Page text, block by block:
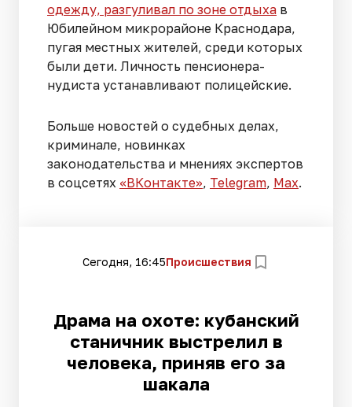
одежду, разгуливал по зоне отдыха в
Юбилейном микрорайоне Краснодара,
пугая местных жителей, среди которых
были дети. Личность пенсионера-
нудиста устанавливают полицейские.
Больше новостей о судебных делах,
криминале, новинках
законодательства и мнениях экспертов
в соцсетях «ВКонтакте», Telegram, Мах.
Сегодня, 16:45Происшествия
Драма на охоте: кубанский
станичник выстрелил в
человека, приняв его за
шакала